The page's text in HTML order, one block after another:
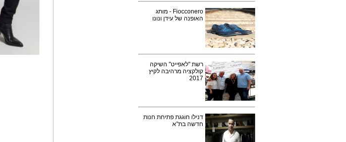
Fiocconero - מותג
האופנה של עידן ונונו
רשת "לאפייט" השיקה
קולקציה מרהיבה לקיץ
2017
דנילו חוגגת פתיחת חנות
חדשה בת"א